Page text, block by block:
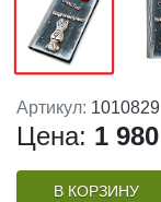
Артикул: 1010829
Цена: 1 980
В КОРЗИНУ